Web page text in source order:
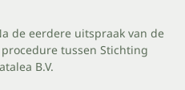
de eerdere uitspraak van de
tussen Stichting
B.V.